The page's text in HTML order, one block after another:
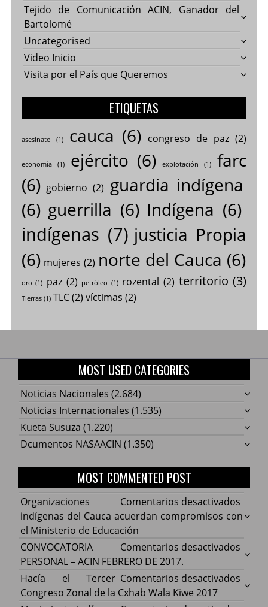
Tejido de Comunicación ACIN, Ganador del
Bartolomé
Uncategorised
Video Inicio
Visita por el País que Queremos
ETIQUETAS
asesinato (1) cauca (6) congreso de paz(2)
economía(1) ejército (6) explotación (1)
farc
(6) gobierno (2) guardia indígena
(6) guerrilla (6) Indígena (6)
indígenas (7) justicia Propia
(6) mujeres (2) norte del Cauca (6)
oro (1) paz (2) petróleo (1) rozental (2) territorio (3)
Tierras(1) TLC(2) víctimas (2)
MOST USED CATEGORIES
Noticias Nacionales (2.684)
Noticias Internacionales (1.535)
Kueta Susuza (1.220)
Dcumentos NASAACIN (1.350)
MOST COMMENTED POST
Comentarios desactivados
Cauca
con
Organizaciones
indígenas del Cauca acuerdan compromisos con
el Ministerio de Educación
Comentarios desactivados
ACIN
CONVOCATORIA
PERSONAL – ACIN FEBRERO DE 2017.
Comentarios desactivados
Hacía
Hacía el Tercer
Congreso Zonal de la Cxhab Wala Kiwe 2017